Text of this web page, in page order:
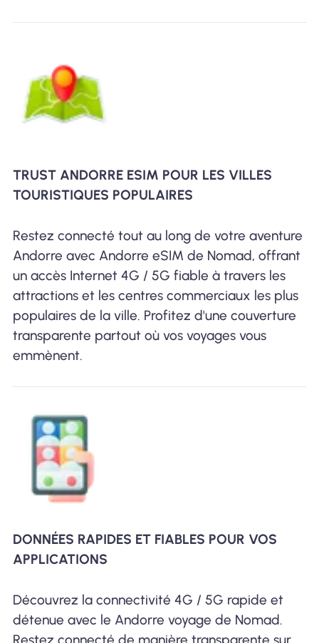
TRUST ANDORRE ESIM POUR LES VILLES
TOURISTIQUES POPULAIRES
Restez connecté tout au long de votre aventure
Andorre avec Andorre eSIM de Nomad, offrant
un accès Internet 4G / 5G fiable à travers les
attractions et les centres commerciaux les plus
populaires de la ville. Profitez d'une couverture
transparente partout où vos voyages vous
emmènent.
DONNÉES RAPIDES ET FIABLES POUR VOS
APPLICATIONS
Découvrez la connectivité 4G / 5G rapide et
détenue avec le Andorre voyage de Nomad.